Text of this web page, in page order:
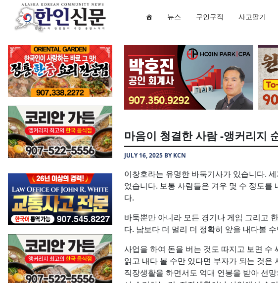
뉴스 구인구직 사고팔기
마음이 청결한 사람 -앵커리지
JULY 16, 2025 BY KCN
이창호라는 유명한 바둑기사가 있습니다.
었습니다. 보통 사람들은 겨우 몇 수 정도
다.
바둑뿐만 아니라 모든 경기나 게임 그리고
다. 남보다 더 멀리 더 정확히 앞을 내다볼
사업을 하여 돈을 버는 것도 따지고 보면 수
읽고 내다 볼 수만 있다면 부자가 되는 것은
직장생활을 하면서도 억대 연봉을 받아 선